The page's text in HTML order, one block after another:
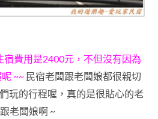
宿費用是2400元，不但沒有因為
~~ 民宿老闆跟老闆娘都很親切
玩的行程喔 ，真的是很貼心的老
老闆娘啊 ~